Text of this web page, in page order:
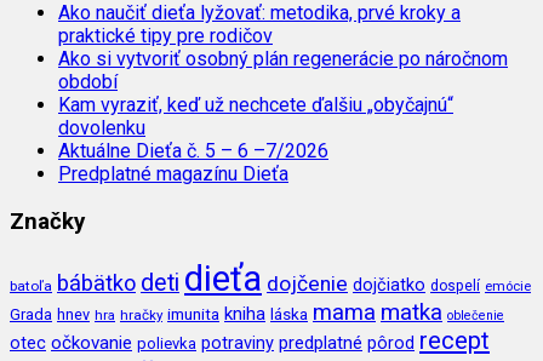
Ako naučiť dieťa lyžovať: metodika, prvé kroky a
praktické tipy pre rodičov
Ako si vytvoriť osobný plán regenerácie po náročnom
období
Kam vyraziť, keď už nechcete ďalšiu „obyčajnú“
dovolenku
Aktuálne Dieťa č. 5 – 6 –7/2026
Predplatné magazínu Dieťa
Značky
batoľa bábätko deti dieťa dojčenie dojčiatko dospelí emócie
Grada hnev hra hračky imunita kniha láska mama matka oblečenie
otec očkovanie polievka potraviny predplatné pôrod recept